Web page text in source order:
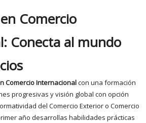
Comercio
Conecta al mundo
Comercio Internacionalcon una formación
progresivas y visión global con opción
del Comercio Exterior o Comercio
año desarrollas habilidades prácticas